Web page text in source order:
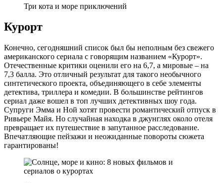
Три кота и море приключений
Курорт
Конечно, сегодняшний список был бы неполным без свежего
американского сериала с говорящим названием «Курорт».
Отечественные критики оценили его на 6,7, а мировые – на
7,3 балла. Это отличный результат для такого необычного
синтетического проекта, объединяющего в себе элементы
детектива, триллера и комедии. В большинстве рейтингов
сериал даже вошел в топ лучших детективных шоу года.
Супруги Эмма и Ной хотят провести романтический отпуск в
Ривьере Майя. Но случайная находка в джунглях около отеля
превращает их путешествие в запутанное расследование.
Впечатляющие пейзажи и неожиданные повороты сюжета
гарантированы!